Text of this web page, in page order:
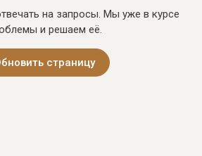
на запросы. Мы уже в курсе
и решаем её.
страницу